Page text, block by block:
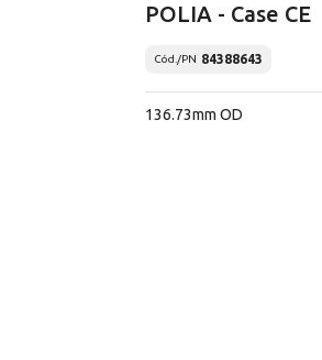
POLIA - Case CE
Cód./PN 84388643
136.73mm OD